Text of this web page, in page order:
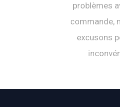
problèmes
commande,
excusons